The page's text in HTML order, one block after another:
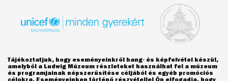
Tájékoztatjuk, hogy eseményeinkről hang- és képfelvétel készül,
amelyből a Ludwig Múzeum részleteket használhat fel a múzeum
és programjainak népszerűsítése céljából és egyéb promóciós
célokra. Eseményeinken történő részvétellel Ön elfogadja, hogy